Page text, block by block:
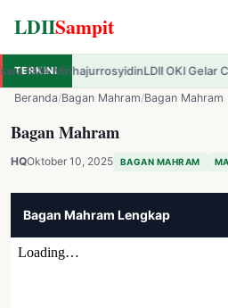
LDIISampit
LDIISampit
TERKINI
LDII OKI Gelar CAI ke-47:
Beranda/Bagan Mahram/Bagan Mahram
Bagan Mahram
HQOktober 10, 2025 BAGAN MAHRAM
Bagan Mahram Lengkap